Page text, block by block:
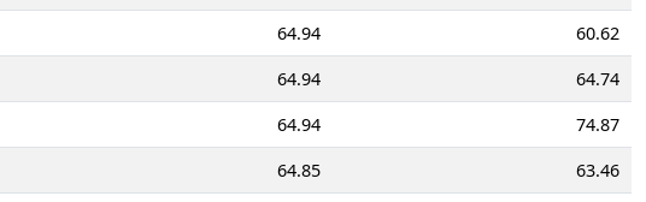
64.94
60.62
64.94
64.74
64.94
74.87
64.85
63.46